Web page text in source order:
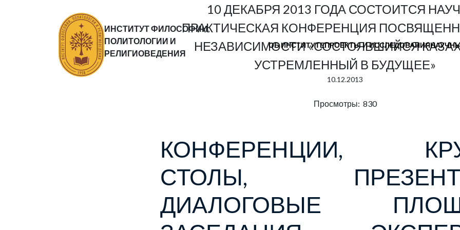
ИНСТИТУТ ФИЛОСОФИИ,
ПОЛИТОЛОГИИ И
РЕЛИГИОВЕДЕНИЯ
ОБ ИНСТИТУТЕПРОЕКТЫ И ИССЛЕДОВАНИЯ
10 ДЕКАБРЯ 2013 ГОДА СОСТОИТСЯ
ПРАКТИЧЕСКАЯ КОНФЕРЕНЦИЯ
НЕЗАВИСИМОСТИ «СОСТОЯВШИЙСЯ
УСТРЕМЛЕННЫЙ В БУДУЩЕЕ»
10.12.2013
Просмотры: 830
КОНФЕРЕНЦИИ,
СТОЛЫ,
ДИАЛОГОВЫЕ